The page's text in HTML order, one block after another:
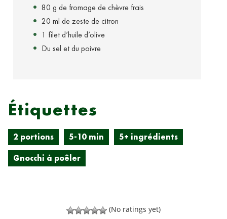
80 g de fromage de chèvre frais
20 ml de zeste de citron
1 filet d’huile d’olive
Du sel et du poivre
Étiquettes
2 portions 5-10 min
5+ ingrédients
Gnocchi à poêler
(No ratings yet)